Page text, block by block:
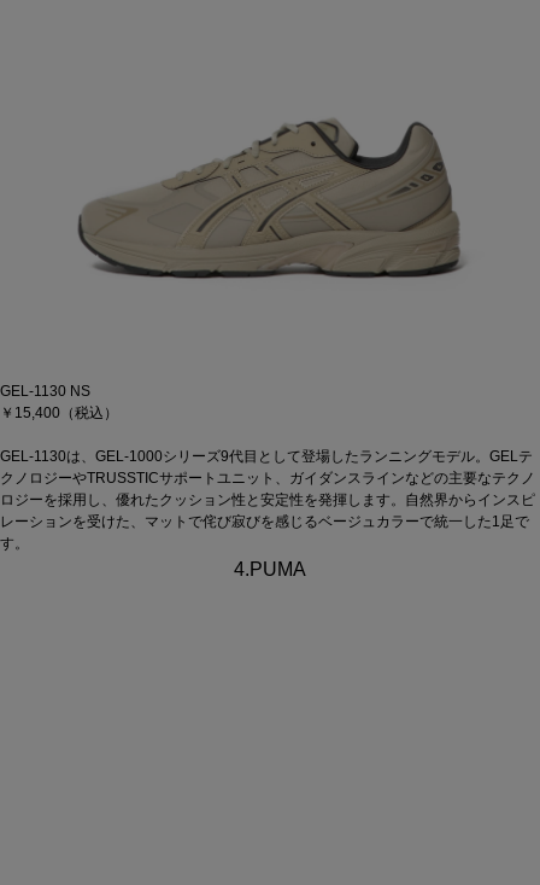
GEL-1130 NS
￥15,400（税込）
GEL-1130は、GEL-1000シリーズ9代目として登場したランニングモデル。GELテ
クノロジーやTRUSSTICサポートユニット、ガイダンスラインなどの主要なテクノ
ロジーを採用し、優れたクッション性と安定性を発揮します。自然界からインスピ
レーションを受けた、マットで侘び寂びを感じるベージュカラーで統一した1足で
す。
4.PUMA